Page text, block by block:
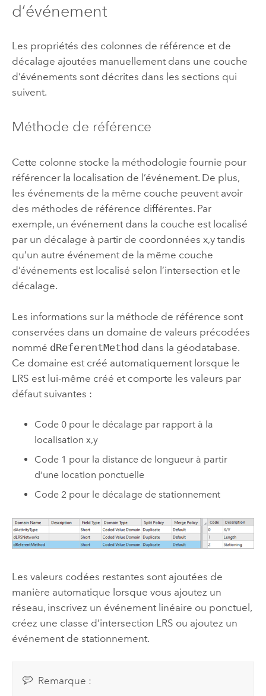
d’événement
Les propriétés des colonnes de référence et de
décalage ajoutées manuellement dans une couche
d’événements sont décrites dans les sections qui
suivent.
Méthode de référence
Cette colonne stocke la méthodologie fournie pour
référencer la localisation de l’événement. De plus,
les événements de la même couche peuvent avoir
des méthodes de référence différentes. Par
exemple, un événement dans la couche est localisé
par un décalage à partir de coordonnées x,y tandis
qu’un autre événement de la même couche
d’événements est localisé selon l’intersection et le
décalage.
Les informations sur la méthode de référence sont
conservées dans un domaine de valeurs précodées
nommé dReferentMethod dans la géodatabase.
Ce domaine est créé automatiquement lorsque le
LRS est lui-même créé et comporte les valeurs par
défaut suivantes :
Code 0 pour le décalage par rapport à la
localisation x,y
Code 1 pour la distance de longueur à partir
d’une location ponctuelle
Code 2 pour le décalage de stationnement
Les valeurs codées restantes sont ajoutées de
manière automatique lorsque vous ajoutez un
réseau, inscrivez un événement linéaire ou ponctuel,
créez une classe d’intersection LRS ou ajoutez un
événement de stationnement.
Remarque :